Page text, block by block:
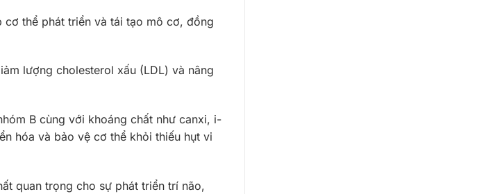
thể phát triển và tái tạo mô cơ, đồng
lượng cholesterol xấu (LDL) và nâng
B cùng với khoáng chất như canxi, i-
hóa và bảo vệ cơ thể khỏi thiếu hụt vi
quan trọng cho sự phát triển trí não,